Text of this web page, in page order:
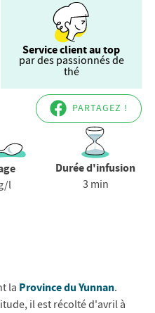
Service client au top
par des passionnés de
thé
PARTAGEZ !
l
Durée d'infusion
3 min
la Province du Yunnan.
il est récolté d'avril à